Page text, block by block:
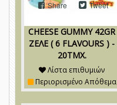
CHEESE GUMMY 42GR
ΖΕΛΕ ( 6 FLAVOURS ) -
20TMX.
Share Tweet
Λίστα επιθυμιών
Περιορισμένο Απόθεμα